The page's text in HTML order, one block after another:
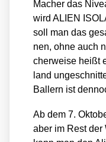
Macher das
wird ALIEN
soll man das
nen, ohne auch
cher­wei­se heißt
land
Bal­lern ist
Ab dem 7.
aber im Rest der